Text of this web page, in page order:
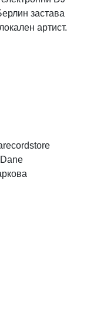
застава
артист.